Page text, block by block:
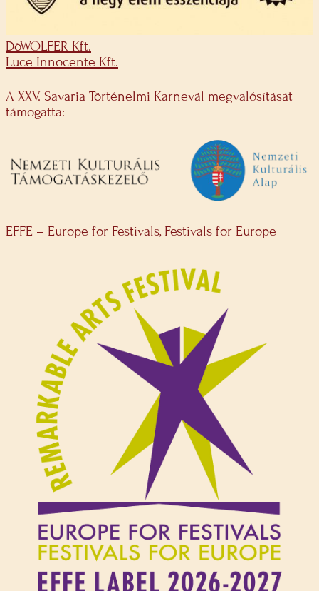
DöWOLFER Kft.
Luce Innocente Kft.
A XXV. Savaria Történelmi Karnevál megvalósítását
támogatta:
EFFE – Europe for Festivals, Festivals for Europe